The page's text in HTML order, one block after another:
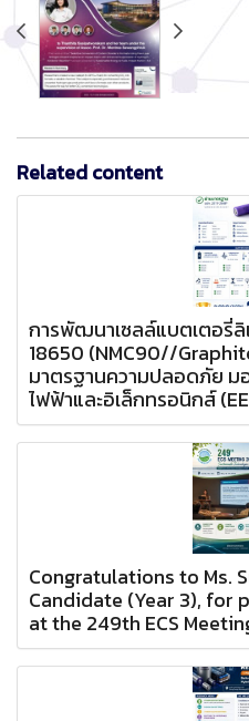
Related content
การพัฒนาเซลล์แบตเตอรี่
18650 (NMC90//
มาตรฐานความปลอดภัย ม
ไฟฟ้าและอิเล็กทรอนิกส์
Congratulations to Ms.
Candidate (Year 3), for
at the 249th ECS